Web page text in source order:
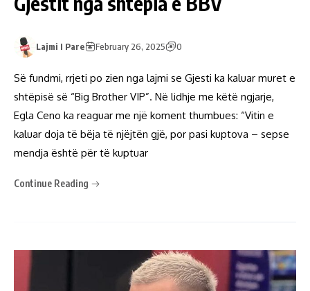
Lajmi I Pare February 26, 2025 0
Së fundmi, rrjeti po zien nga lajmi se Gjesti ka kaluar muret e
shtëpisë së “Big Brother VIP”. Në lidhje me këtë ngjarje,
Egla Ceno ka reaguar me një koment thumbues: “Vitin e
kaluar doja të bëja të njëjtën gjë, por pasi kuptova – sepse
mendja është për të kuptuar
Continue Reading